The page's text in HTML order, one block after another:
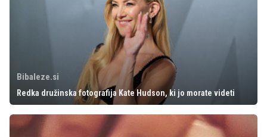
Bibaleze.si
Redka družinska fotografija Kate Hudson, ki jo morate videti